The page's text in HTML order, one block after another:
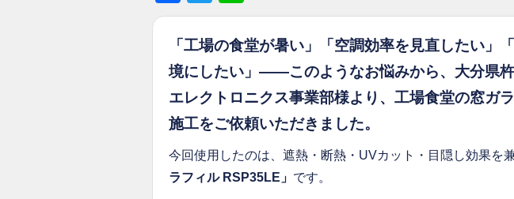
「工場の食堂が暑い」「空調効率を見直したい」
境にしたい」——このようなお悩みから、大分県
エレクトロニクス事業部様より、工場食堂の窓ガ
施工をご依頼いただきました。
今回使用したのは、遮熱・断熱・UVカット・目隠し効果を
ラフィル RSP35LE」 です。